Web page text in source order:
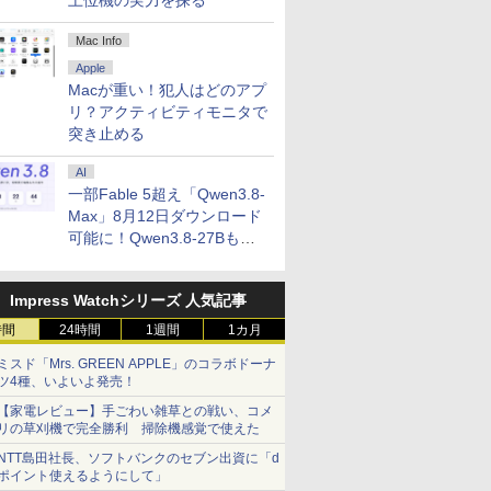
Mac Info
Apple
Macが重い！犯人はどのアプ
リ？アクティビティモニタで
突き止める
AI
一部Fable 5超え「Qwen3.8-
Max」8月12日ダウンロード
可能に！Qwen3.8-27Bも順
Impress Watchシリーズ 人気記事
24時間 1週間 1カ月
スド「Mrs. GREEN APPLE」のコラボドーナ
4種、いよいよ発売！
家電レビュー】手ごわい雑草との戦い、コメ
の草刈機で完全勝利 掃除機感覚で使えた
島田社長、ソフトバンクのセブン出資に「d
イント使えるようにして」